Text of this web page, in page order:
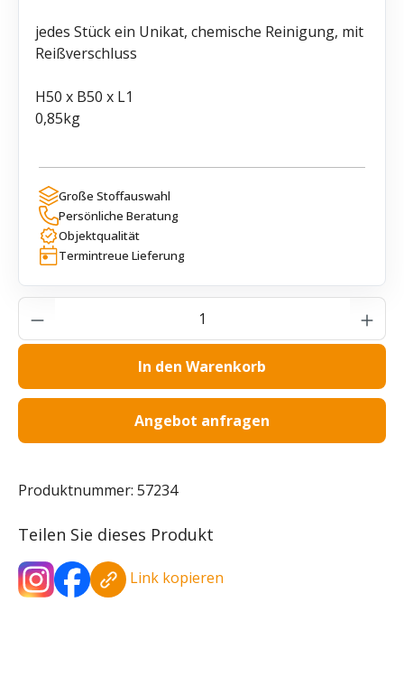
jedes Stück ein Unikat, chemische Reinigung, mit
Reißverschluss
H50 x B50 x L1
0,85kg
Große Stoffauswahl
Persönliche Beratung
Objektqualität
Termintreue Lieferung
Produkt Anzahl: Gib den gewünschten
In den Warenkorb
Angebot anfragen
Produktnummer: 57234
Teilen Sie dieses Produkt
Link kopieren